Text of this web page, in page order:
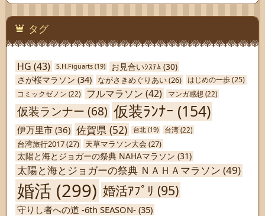
タグ
HG (43) S.H.Figuarts (19) お見合いｼｽﾃﾑ (30)
さが桜マラソン (34) ながさきめぐりあい(26) はじめの一歩(25)
コミックゼノン (22) フルマラソン (42) マンガ感想 (22)
仮装ランナー (68) 仮装ﾗﾝﾅｰ (154)
伊万里市 (36) 佐賀県 (52) 台北 (19) 台湾 (22)
台湾旅行2017(27) 天草マラソン大会 (27)
太陽と海とジョガーの祭典 NAHAマラソン (31)
太陽と海とジョガーの祭典 ＮＡＨＡマラソン (49)
婚活 (299) 婚活ｱﾌﾟﾘ (95)
守りし者への道 -6th SEASON- (35)